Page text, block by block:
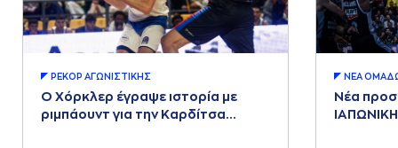
ΡΕΚΟΡ AΓΩΝΙΣΤΙΚΗΣ
Ο Χόρκλερ έγραψε ιστορία με
ριμπάουντ για την Καρδίτσα
ΝΕA
Νέα